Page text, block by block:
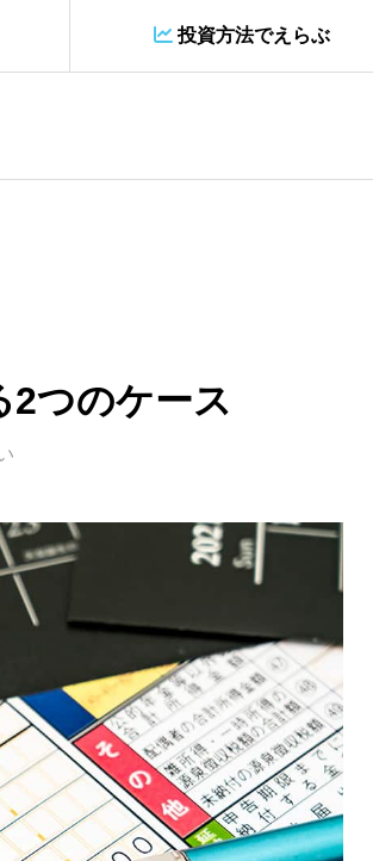
投資方法でえらぶ
2つのケース